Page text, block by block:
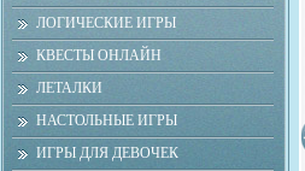
ЛОГИЧЕСКИЕ ИГРЫ
КВЕСТЫ ОНЛАЙН
ЛЕТАЛКИ
НАСТОЛЬНЫЕ ИГРЫ
ИГРЫ ДЛЯ ДЕВОЧЕК